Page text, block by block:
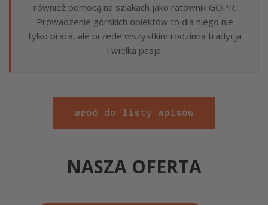
również pomocą na szlakach jako ratownik GOPR.
Prowadzenie górskich obiektów to dla niego nie
tylko praca, ale przede wszystkim rodzinna tradycja
i wielka pasja.
wróć do listy wpisów
NASZA OFERTA